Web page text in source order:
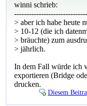
winni schrieb:
> aber ich habe heute
> 10-12 (die ich
> bräuchte) zum
> jährlich.
In dem Fall würde ich
exportieren (Bridge
drucken.
Diesem